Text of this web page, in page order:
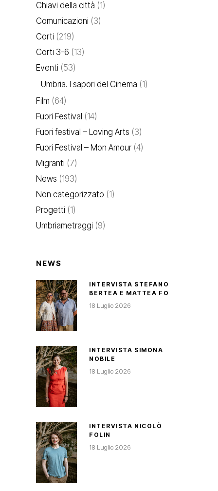
Chiavi della città (1)
Comunicazioni (3)
Corti (219)
Corti 3-6 (13)
Eventi (53)
Umbria. I sapori del Cinema (1)
Film (64)
Fuori Festival (14)
Fuori festival – Loving Arts (3)
Fuori Festival – Mon Amour(4)
Migranti (7)
News (193)
Non categorizzato (1)
Progetti (1)
Umbriametraggi (9)
NEWS
INTERVISTA STEFANO
BERTEA E MATTEA FO
18 Luglio 2026
INTERVISTA SIMONA
NOBILE
18 Luglio 2026
INTERVISTA NICOLÒ
FOLIN
18 Luglio 2026